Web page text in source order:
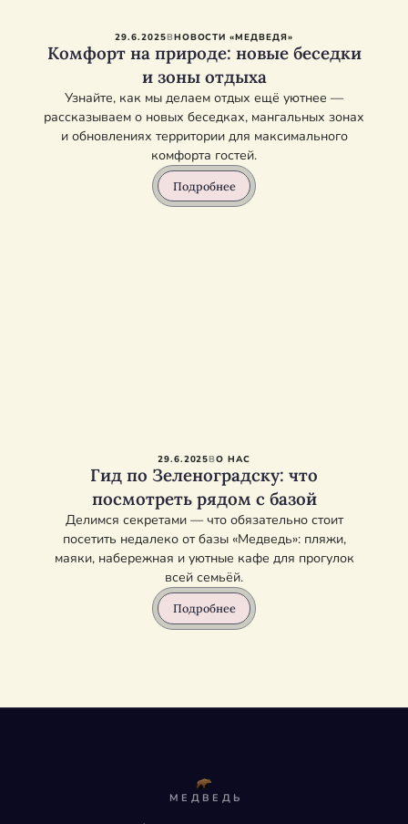
29.6.2025ВНОВОСТИ «МЕДВЕДЯ»
Комфорт на природе: новые беседки
и зоны отдыха
Узнайте, как мы делаем отдых ещё уютнее —
рассказываем о новых беседках, мангальных зонах
и обновлениях территории для максимального
комфорта гостей.
Подробнее
29.6.2025ВО НАС
Гид по Зеленоградску: что
посмотреть рядом с базой
Делимся секретами — что обязательно стоит
посетить недалеко от базы «Медведь»: пляжи,
маяки, набережная и уютные кафе для прогулок
всей семьёй.
Подробнее
МЕДВЕДЬ